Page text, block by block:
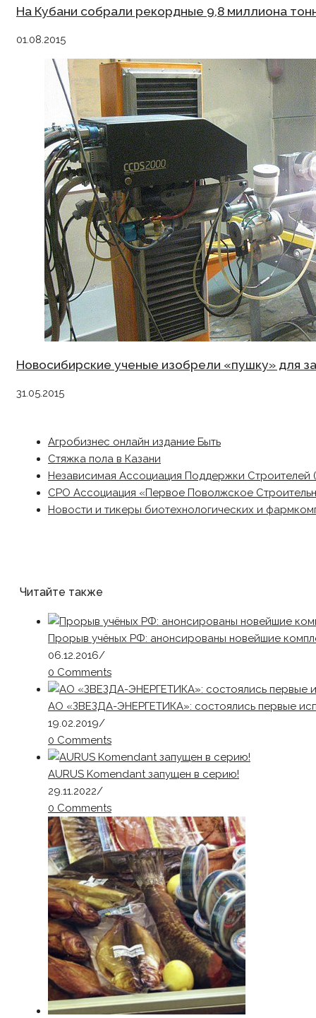
На Кубани собрали рекордные 9,8 миллиона
01.08.2015
Новосибирские ученые изобрели «пушку» для
31.05.2015
Агробизнес онлайн издание Быть
Стяжка пола в Казани
Независимая Ассоциация Поддержки Строителей
СРО Ассоциация «Первое Поволжское
Новости и тикеры биотехнологических и
Читайте также
Прорыв учёных РФ: анонсированы новейшие
06.12.2016/
0 Comments
АО «ЗВЕЗДА-ЭНЕРГЕТИКА»: состоялись первые
19.02.2019/
0 Comments
AURUS Komendant запущен в серию!
29.11.2022/
0 Comments